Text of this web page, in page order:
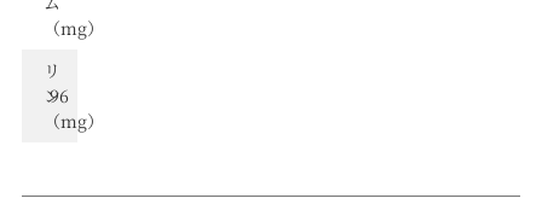
（mg）
リ
ン
（mg）
96